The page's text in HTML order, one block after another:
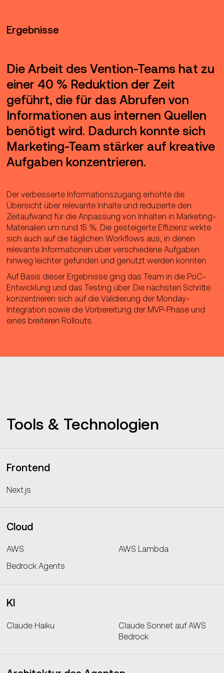
Präsentation aufgenommen werden.
Ergebnisse
Die Arbeit des Vention-Teams hat zu
einer 40 % Reduktion der Zeit
geführt, die für das Abrufen von
Informationen aus internen Quellen
benötigt wird. Dadurch konnte sich
Marketing-Team stärker auf kreative
Aufgaben konzentrieren.
Der verbesserte Informationszugang erhöhte die
Übersicht über relevante Inhalte und reduzierte den
Zeitaufwand für die Anpassung von Inhalten in Marketing-
Materialien um rund 15 %. Die gesteigerte Effizienz wirkte
sich auch auf die täglichen Workflows aus, in denen
relevante Informationen über verschiedene Aufgaben
hinweg leichter gefunden und genutzt werden konnten.
Auf Basis dieser Ergebnisse ging das Team in die PoC-
Entwicklung und das Testing über. Die nächsten Schritte
konzentrieren sich auf die Validierung der Monday-
Integration sowie die Vorbereitung der MVP-Phase und
eines breiteren Rollouts.
Tools & Technologien
Frontend
Next.js
Cloud
AWS
AWS Lambda
Bedrock Agents
KI
Claude Haiku
Claude Sonnet auf AWS
Bedrock